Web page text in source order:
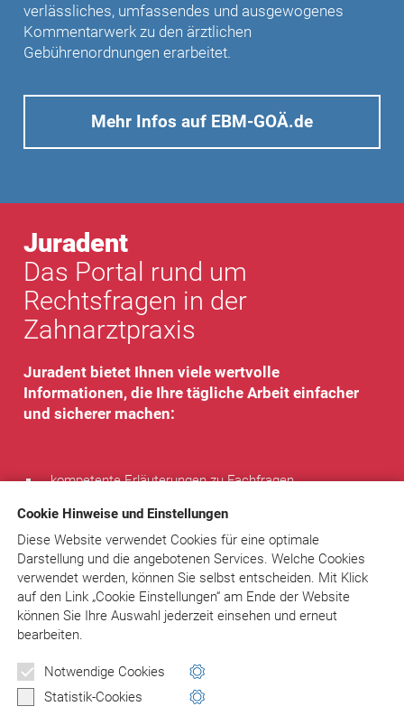
Cookie Hinweise und Einstellungen
Diese Website verwendet Cookies für eine optimale
Darstellung und die angebotenen Services. Welche Cookies
verwendet werden, können Sie selbst entscheiden. Mit Klick
aufden Link „Cookie Einstellungen“ am Ende der Website
können Sie Ihre Auswahl jederzeit einsehen und erneut
bearbeiten.
Notwendige Cookies
Statistik-Cookies
verlässliches, umfassendes und ausgewogenes
Kommentarwerk zu den ärztlichen
Gebührenordnungen erarbeitet.
Mehr Infos auf EBM-GOÄ.de
Juradent
Das Portal rund um
Rechtsfragen in der
Zahnarztpraxis
Juradent bietet Ihnen viele wertvolle
Informationen, die Ihre tägliche Arbeit einfacher
und sicherer machen:
kompetente Erläuterungen zu Fachfragen
verwendbar
Rechtsprechung
Tipps von Experten
regelmäßiger Newsletter
individueller Rat bei speziellen Problemen
Sie sparen Zeit, entscheiden sicher, vermeiden Fehler und
www.juradent.de